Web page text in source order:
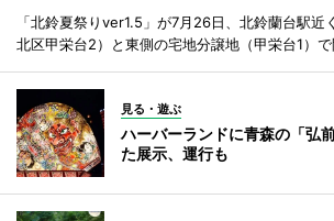
「北鈴夏祭りver1.5」が7月26日、北鈴蘭台駅近
北区甲栄台2）と東側の宅地分譲地（甲栄台1）で
見る・遊ぶ
ハーバーランドに青森の「弘
た展示、運行も